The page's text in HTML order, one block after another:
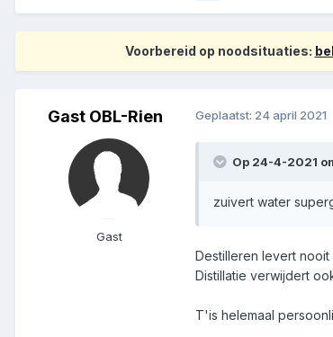
Voorbereid op noodsituaties:
Gast OBL-Rien
Gast
Geplaatst: 24 april 2021
Op 24-4-2021
zuivert water
Destilleren levert
Distillatie verwijdert
T'is helemaal